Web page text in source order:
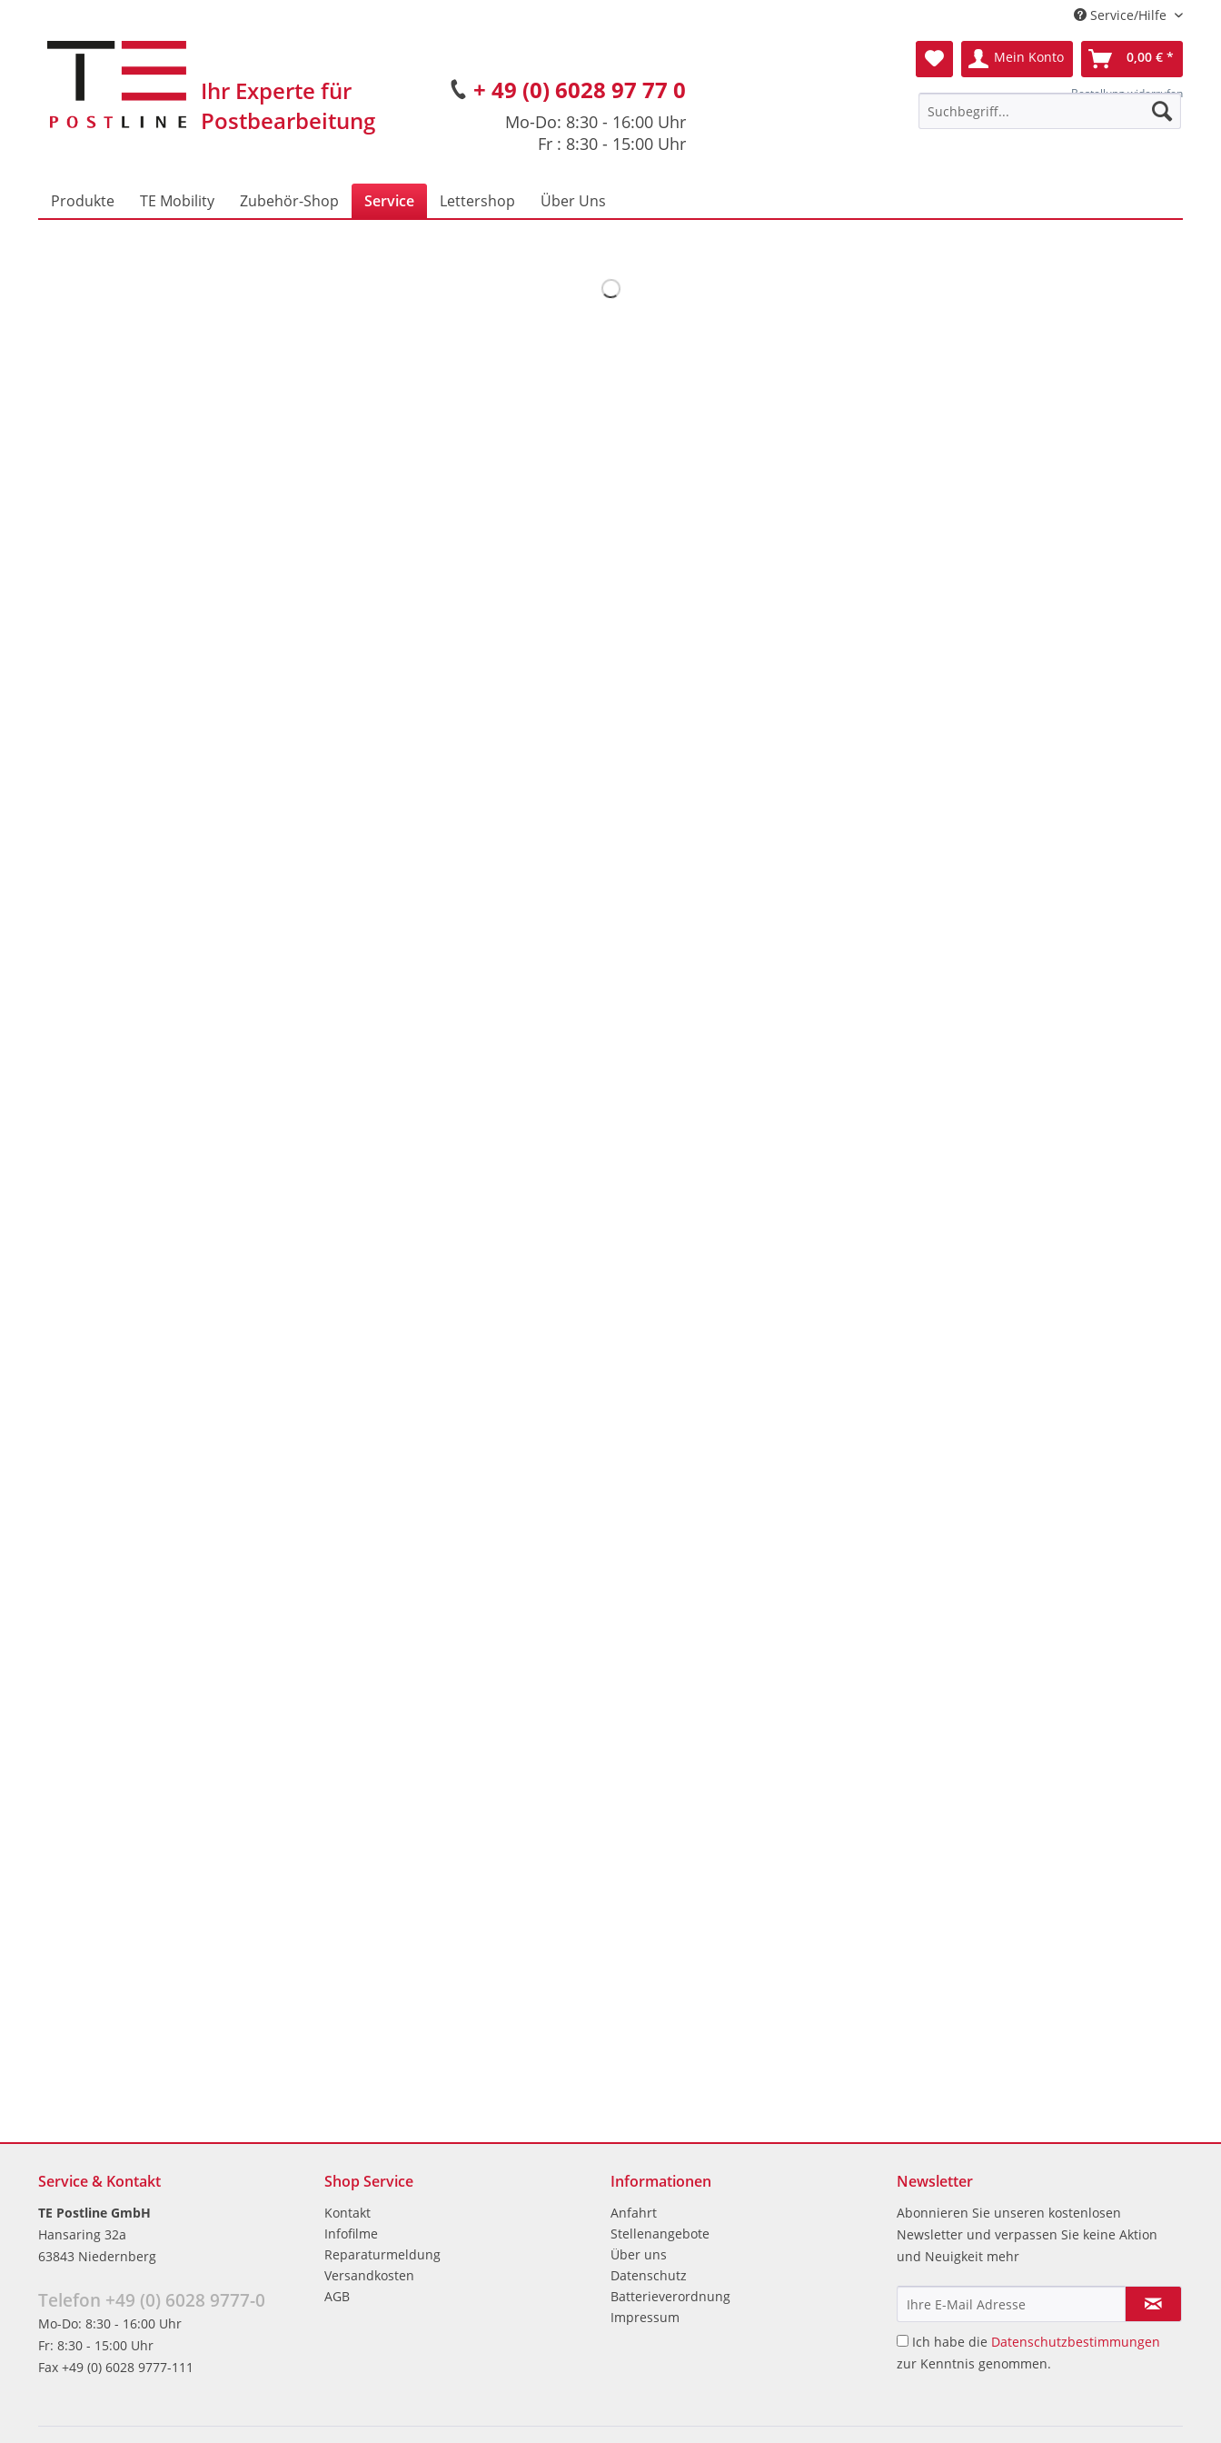
Service/Hilfe
+ 49 (0) 6028 97 77 0
Mo-Do: 8:30 - 16:00 Uhr
Fr : 8:30 - 15:00 Uhr
Mein Konto 0,00 € *
Bestellung widerrufen
Produkte TE Mobility Zubehör-Shop Service Lettershop Über Uns
Service & Kontakt
TE Postline GmbH
Hansaring 32a
63843 Niedernberg
Telefon +49 (0) 6028 9777-0
Mo-Do: 8:30 - 16:00 Uhr
Fr: 8:30 - 15:00 Uhr
Fax +49 (0) 6028 9777-111
Shop Service
Kontakt
Infofilme
Reparaturmeldung
Versandkosten
AGB
Informationen
Anfahrt
Stellenangebote
Über uns
Datenschutz
Batterieverordnung
Impressum
Newsletter
Abonnieren Sie unseren kostenlosen
Newsletter und verpassen Sie keine Aktion
und Neuigkeit mehr
Ich habe die Datenschutzbestimmungen
zur Kenntnis genommen.